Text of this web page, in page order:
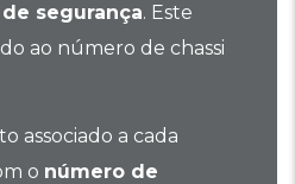
segurança. Este
ao número de chassi
associado a cada
o número de